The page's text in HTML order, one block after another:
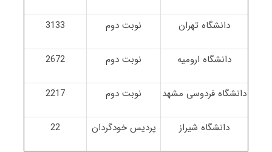
دانشگاه تهران نوبت دوم 3133
دانشگاه ارومیه نوبت دوم 2672
دانشگاه فردوسی مشهد نوبت دوم 2217
دانشگاه شیراز پردیس خودگردان 22